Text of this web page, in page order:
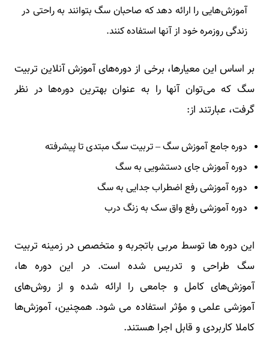
آموزش‌هایی را ارائه دهد که صاحبان سگ بتوانند به راحتی در
زندگی روزمره خود از آنها استفاده کنند.
بر اساس این معیارها، برخی از دوره‌های آموزش آنلاین تربیت
سگ که می‌توان آنها را به عنوان بهترین دوره‌ها در نظر
گرفت، عبارتند از:
دوره جامع آموزش سگ – تربیت سگ مبتدی تا پیشرفته
دوره آموزش جای دستشویی به سگ
دوره آموزشی رفع اضطراب جدایی به سگ
دوره آموزشی رفع واق سک به زنگ درب
این دوره‌ ها توسط مربی باتجربه و متخصص در زمینه تربیت
سگ طراحی و تدریس شده است. در این دوره ها،
آموزش‌های کامل و جامعی را ارائه شده و از روش‌های
آموزشی علمی و مؤثر استفاده می شود. همچنین، آموزش‌ها
کاملا کاربردی و قابل اجرا هستند.